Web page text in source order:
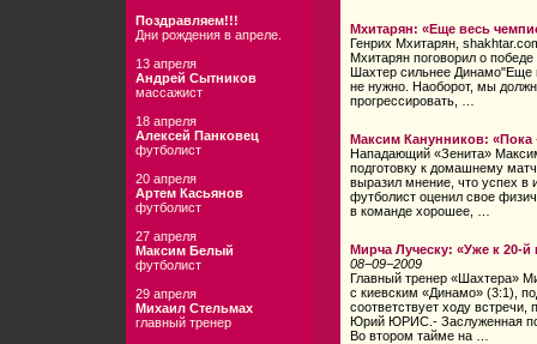
Поздравляем!!!
Дни рождения в апреле.
13 апреля
Андрей Сытников
массажист
18 апреля
Алексей Панковец
футболист
20 апреля
Артем Касьянов
футболист
27 апреля
Максим Белый
футболист
29 апреля
Михаил Стельмах
главный тренер
Мхитарян: «Еще весь
Генрих Мхитарян,
Мхитарян поговорил о
Шахтер сильнее Динамо"Еще
не нужно. Наоборот, мы
прогрессировать, …
Максим Канунников: «Пока
Нападающий «Зенита»
подготовку к домашнему
выразил мнение, что успех в
футболист оценил свое
в команде хорошее, …
Мирча Луческу: «Уже к 20-
08−09−2009
Главный тренер «Шахтера»
с киевским «Динамо» (3:1),
соответствует ходу
Юрий ЮРИС.- Заслуженная
Во втором тайме на …